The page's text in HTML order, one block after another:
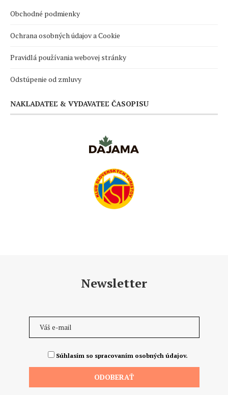
Obchodné podmienky
Ochrana osobných údajov a Cookie
Pravidlá používania webovej stránky
Odstúpenie od zmluvy
NAKLADATEĽ & VYDAVATEĽ ČASOPISU
Newsletter
Súhlasím so spracovaním osobných údajov.